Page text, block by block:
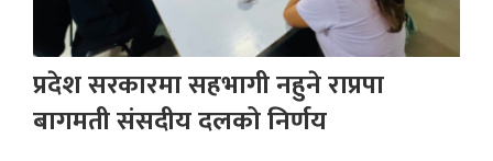
प्रदेश सरकारमा सहभागी नहुने राप्रपा
बागमती संसदीय दलको निर्णय